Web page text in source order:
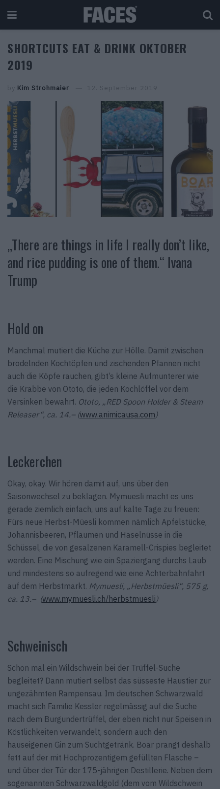
SHORTCUTS EAT & DRINK OKTOBER
2019
by Kim Strohmaier 12. September 2019
„There are things in life I really don’t like,
and rice pudding is one of them.“ Ivana
Trump
Hold on
Manchmal mutiert die Küche zur Hölle. Damit zwischen
brodelnden Kochtöpfen und zischenden Pfannen nicht
auch die Köpfe rauchen, gibt’s kleine Aufmunterer wie
die Krabbe von Ototo, die jeden Kochlöffel vor dem
Versinken bewahrt. Ototo, „RED Spoon Holder & Steam
Releaser“, ca. 14.– (www.animicausa.com )
Leckerchen
Okay, okay. Wir hören damit auf, uns über den
Saisonwechsel zu beklagen. Mymuesli macht es uns
gerade ziemlich einfach, uns auf kalte Tage zu freuen:
Fürs neue Herbst-Müesli kommen nämlich Apfelstücke,
Johannisbeeren, Pflaumen und Haselnüsse in die
Schüssel, die von gesalzenen Karamell-Crispies begleitet
werden. Eine Mischung wie ein Spaziergang durchs Laub
und mindestens so aufregend wie eine Achterbahnfahrt
auf dem Herbstmarkt. Mymuesli, „Herbstmüesli“, 575 g,
ca. 13.– (www.mymuesli.ch/herbstmuesli )
Schweinisch
Schon mal ein Wildschwein bei der Trüffel-Suche
begleitet? Dann mutiert selbst das süsseste Haustier zur
ungezähmten Rampensau. Im deutschen Schwarzwald
macht sich Familie Kessler regelmässig auf die Suche
nach dem Burgundertrüffel, der eben nicht nur Speisen in
Köstlichkeiten verwandelt, sondern auch den
hauseigenen Gin zum Suchtgetränk. Boar prangt deshalb
fett auf der mit Hochprozentigem gefüllten Flasche –
und über der Tür der 175-jährigen Destillerie. Neben dem
sogenannten Schwarzwaldgold (dem vom Wildschwein